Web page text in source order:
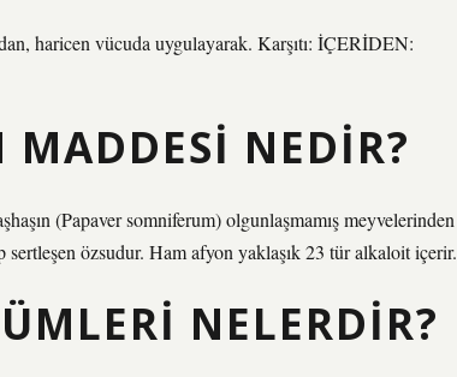
haricen vücuda uygulayarak. Karşıtı: İÇERİDEN:
NEDIR?
(Papaver somniferum) olgunlaşmamış meyvelerinden
özsudur. Ham afyon yaklaşık 23 tür alkaloit içerir.
NELERDIR?